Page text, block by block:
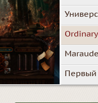
Первый